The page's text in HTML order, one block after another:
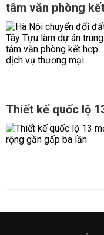
tâm văn phòng
Thiết kế quốc lộ